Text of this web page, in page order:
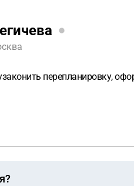
перепланировку,